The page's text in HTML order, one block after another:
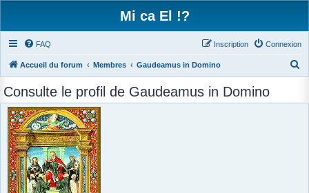
Mi ca El !?
FAQ Connexion
Inscription
Accueil du forum Membres Gaudeamus in Domino
Consulte le profil de Gaudeamus in Domino